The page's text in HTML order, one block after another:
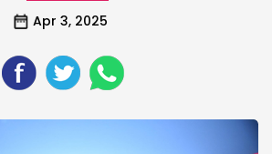
Apr 3, 2025